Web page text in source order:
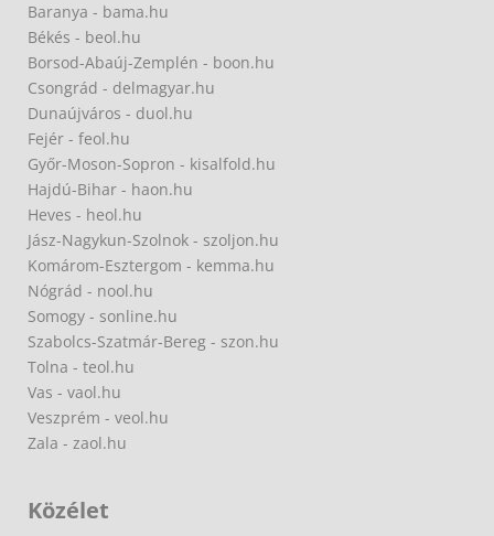
Baranya - bama.hu
Békés - beol.hu
Borsod-Abaúj-Zemplén - boon.hu
Csongrád - delmagyar.hu
Dunaújváros - duol.hu
Fejér - feol.hu
Győr-Moson-Sopron - kisalfold.hu
Hajdú-Bihar - haon.hu
Heves - heol.hu
Jász-Nagykun-Szolnok - szoljon.hu
Komárom-Esztergom - kemma.hu
Nógrád - nool.hu
Somogy - sonline.hu
Szabolcs-Szatmár-Bereg - szon.hu
Tolna - teol.hu
Vas - vaol.hu
Veszprém - veol.hu
Zala - zaol.hu
Közélet